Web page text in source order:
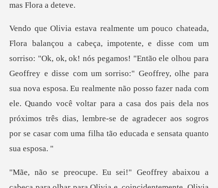
olhou para
Geoffrey e disse com um sorriso:" Geoffrey, olhe para
sua nova esposa. Eu realmente não posso fazer nada com
ele. Quando você voltar para